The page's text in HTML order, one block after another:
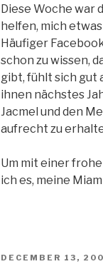
Diese Woche war
helfen, mich
Häufiger
schon zu wissen,
gibt, fühlt sich gut
ihnen nächstes
Jacmel und den
aufrecht zu
Um mit einer
ich es, meine
POSTED
DECEMBER 13,